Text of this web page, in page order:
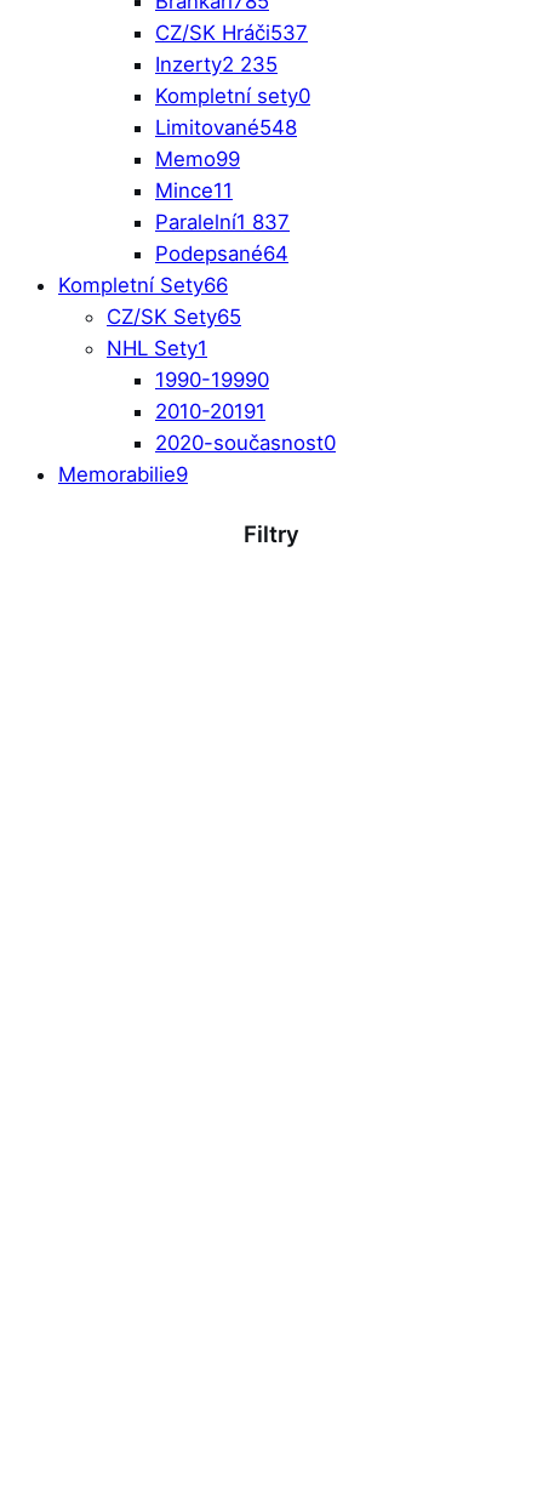
CZ/SK Hráči537
Inzerty2 235
Kompletní sety0
Limitované548
Memo99
Mince11
Paralelní1 837
Podepsané64
Kompletní Sety66
CZ/SK Sety65
NHL Sety1
1990-19990
2010-20191
2020-současnost0
Memorabilie9
Filtry